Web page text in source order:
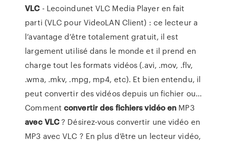
VLC- Lecoindunet VLC Media Player en fait
parti (VLC pour VideoLAN Client) : ce lecteur a
l’avantage d’être totalement gratuit, il est
largement utilisé dans le monde et il prend en
charge tout les formats vidéos (.avi, .mov, .flv,
.wma, .mkv, .mpg, mp4, etc). Et bien entendu, il
peut convertir des vidéos depuis un fichier ou...
Commentconvertirdes fichiersvidéoen MP3
avec VLC? Désirez-vous convertir une vidéo en
MP3 avec VLC ? En plus d’être un lecteur vidéo,